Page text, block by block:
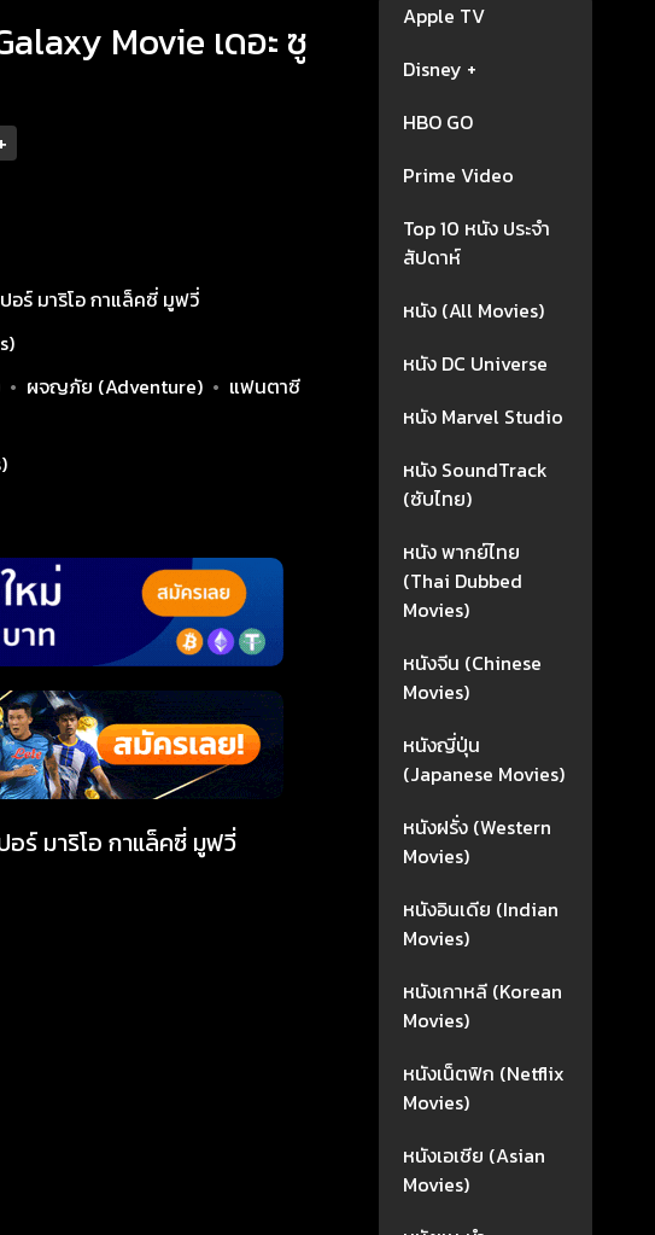
Movie เดอะ ซู
อร์ มาริโอ กาแล็คซี่ มูฟวี่
• ผจญภัย (Adventure) • แฟนตาซี
ร์ มาริโอ กาแล็คซี่ มูฟวี่
Apple TV
Disney +
HBO GO
Prime Video
Top 10 หนัง ประจำ
สัปดาห์
หนัง (All Movies)
หนัง DC Universe
หนัง Marvel Studio
หนัง SoundTrack
(ซับไทย)
หนัง พากย์ไทย
(Thai Dubbed
Movies)
หนังจีน (Chinese
Movies)
หนังญี่ปุ่น
(Japanese Movies)
หนังฝรั่ง (Western
Movies)
หนังอินเดีย (Indian
Movies)
หนังเกาหลี (Korean
Movies)
หนังเน็ตฟิก (Netflix
Movies)
หนังเอเชีย (Asian
Movies)